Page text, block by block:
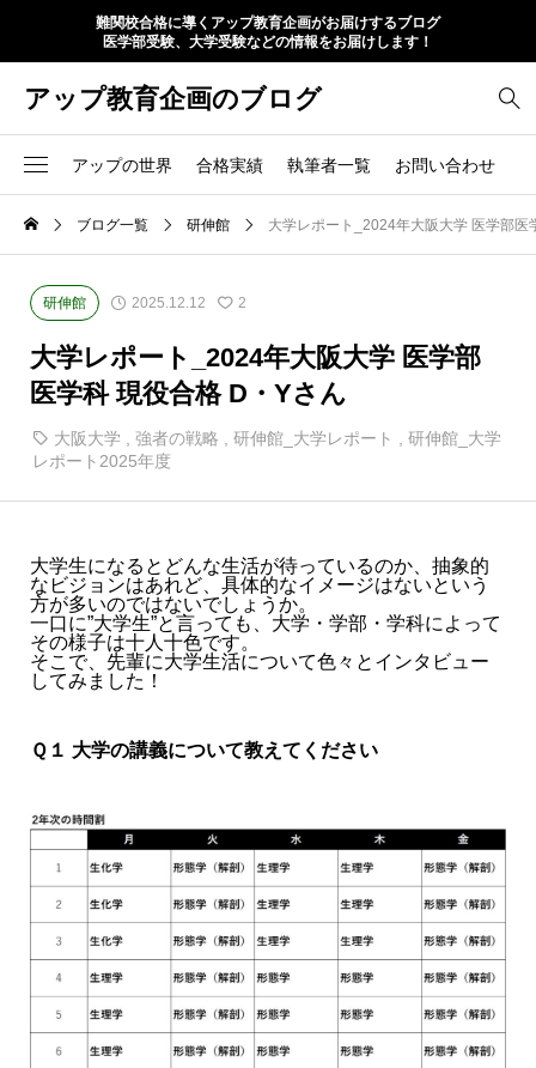
難関校合格に導くアップ教育企画がお届けするブログ
医学部受験、大学受験などの情報をお届けします！
アップ教育企画のブログ
アップの世界 合格実績 執筆者一覧 お問い合わせ
ブログ一覧 研伸館 大学レポート_2024年大阪大学 医学部医
研伸館 2025.12.12 2
大学レポート_2024年大阪大学 医学部
医学科 現役合格 D・Yさん
大阪大学 強者の戦略 研伸館_大学レポート
研伸館_大学
レポート2025年度
大学生になるとどんな生活が待っているのか、抽象的
なビジョンはあれど、具体的なイメージはないという
方が多いのではないでしょうか。
一口に”大学生”と言っても、大学・学部・学科によって
その様子は十人十色です。
そこで、先輩に大学生活について色々とインタビュー
してみました！
Ｑ１ 大学の講義について教えてください